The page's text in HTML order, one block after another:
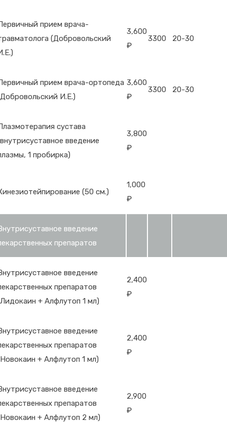
прием врача-
(Добровольский
3,600
₽
3300 20-30
прием врача-ортопеда
И.Е.)
3,600
₽
3300 20-30
сустава
введение
1 пробирка)
3,800
₽
(50 см.)
1,000
₽
введение
препаратов
введение
препаратов
+ Алфлутоп 1 мл)
2,400
₽
введение
препаратов
+ Алфлутоп 1 мл)
2,400
₽
введение
препаратов
+ Алфлутоп 2 мл)
2,900
₽